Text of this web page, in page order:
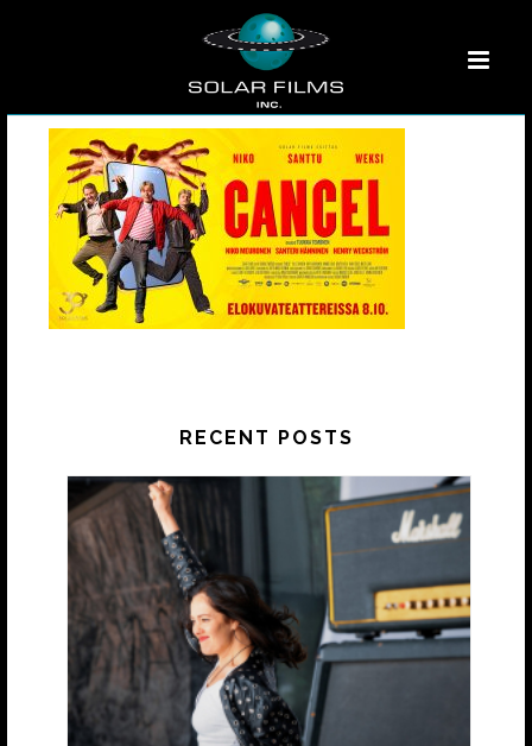
RECENT POSTS